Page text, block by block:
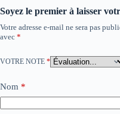
Soyez le premier à laisser
Votre adresse e-mail ne sera pas
avec *
VOTRE NOTE *
Nom *